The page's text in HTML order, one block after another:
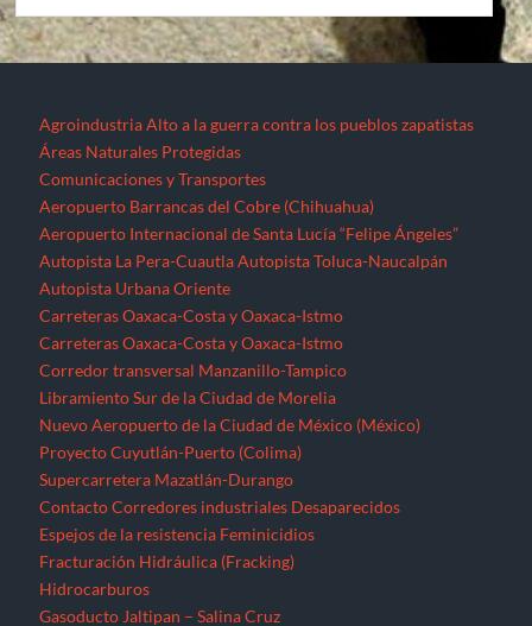
Carreteras Oaxaca-Costa y Oaxaca-Istmo
Carreteras Oaxaca-Costa y Oaxaca-Istmo
Corredor transversal Manzanillo-Tampico
Nuevo Aeropuerto de la Ciudad de México (México)
Proyecto Cuyutlán-Puerto (Colima)
Supercarretera Mazatlán-Durango
ContactoCorredores industrialesDesaparecidos
Espejos de la resistenciaFeminicidios
Fracturación Hidráulica (Fracking)
Hidrocarburos
Gasoducto Jaltipan – Salina Cruz
Gasoducto Salina Cruz – TapachulaGasoducto Tuxpan – Tula
Proyecto Aceites Terciarios del Golfo (Veracruz y Puebla)
Sistema de Transporte de Gas Natural Norte-Noroeste
Home JornalerosMEGAPROYECTOSMichoacánMigrantes
Militarización
Minería
Minería en el Cerro de San Pedro
Minería en el Istmo de Tehuantepec
MorelosNayaritNOTICIASNoticias Nacionales
OaxacaPalabras del EZLN
Parques eólicos